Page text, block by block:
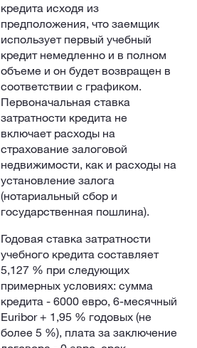
кредита исходя из
предположения, что заемщик
использует первый учебный
кредит немедленно и в полном
объеме и он будет возвращен в
соответствии с графиком.
Первоначальная ставка
затратности кредита не
включает расходы на
страхование залоговой
недвижимости, как и расходы на
установление залога
(нотариальный сбор и
государственная пошлина).
Годовая ставка затратности
учебного кредита составляет
5,127 % при следующих
примерных условиях: сумма
кредита - 6000 евро, 6-месячный
Euribor + 1,95 % годовых (не
более 5 %), плата за заключение